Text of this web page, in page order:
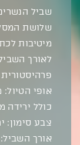
שביל
שלושת
מיטיבות
לאורך
אופי
כולל ירידה
צבע סימון:
אורך